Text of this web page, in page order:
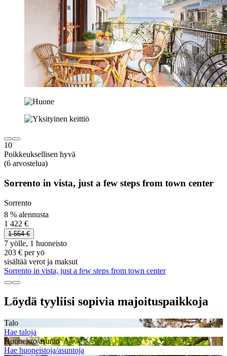
10
Poikkeuksellisen hyvä
(6 arvostelua)
Sorrento in vista, just a few steps from town center
Sorrento
8 % alennusta
1 422 €
1 554 €
7 yölle, 1 huoneisto
203 € per yö
sisältää verot ja maksut
Sorrento in vista, just a few steps from town center
Löydä tyyliisi sopivia majoituspaikkoja
Talo
Hae taloja
Huoneisto/asunto
Hae huoneistoja/asuntoja